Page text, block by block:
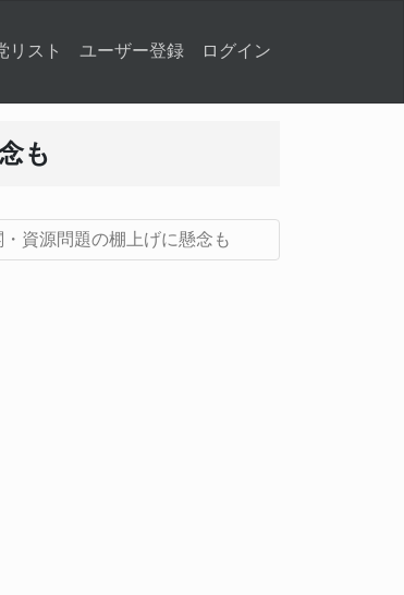
リスト ユーザー登録 ログイン
も
資源問題の棚上げに懸念も